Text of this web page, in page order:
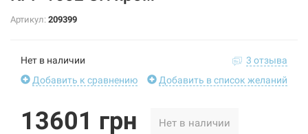
Артикул: 209399
Нет в наличии
3 отзыва
Добавить к сравнению
Добавить в список желаний
13601 грн Нет в наличии